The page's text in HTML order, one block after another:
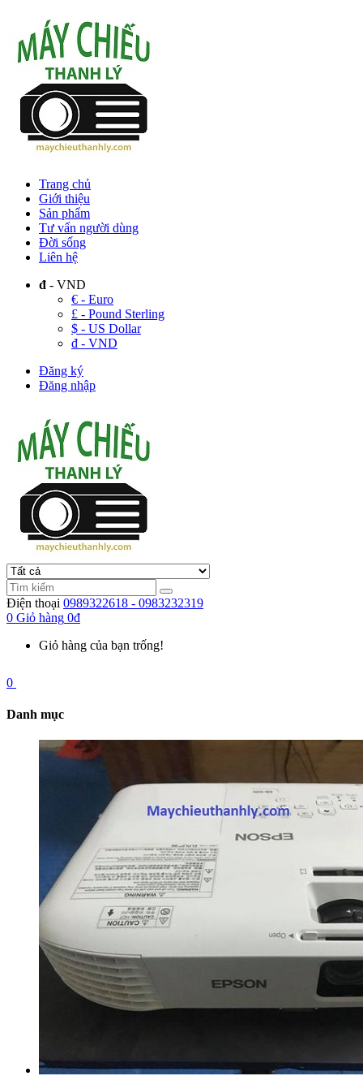
Trang chủ
Giới thiệu
Sản phẩm
Tư vấn người dùng
Đời sống
Liên hệ
đ - VND
€ - Euro
£ - Pound Sterling
$ - US Dollar
đ - VND
Đăng ký
Đăng nhập
Điện thoại 0989322618 - 0983232319
0 Giỏ hàng 0đ
Giỏ hàng của bạn trống!
0
Danh mục